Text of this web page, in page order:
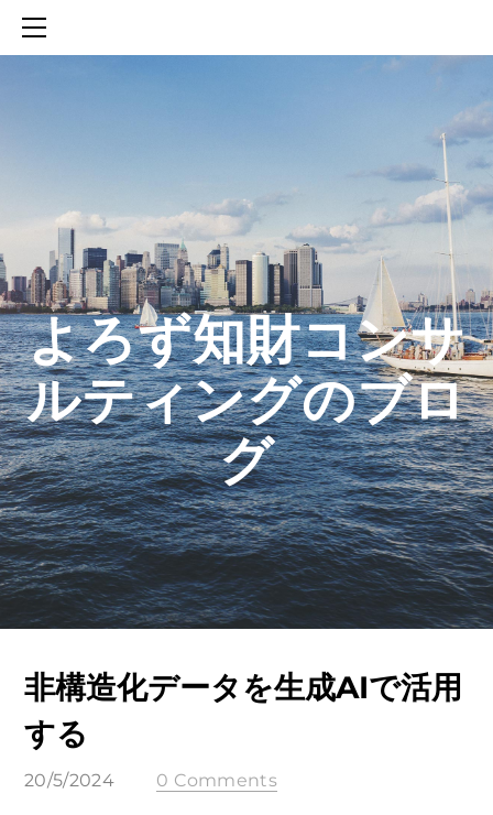
​よろず知財コンサ
ルティングのブロ
グ
非構造化データを生成AIで活用
する
20/5/2024 0 Comments
SERVICES
知財活動のROICへの貢献
生成AIを活用した知財戦略の策定方法
生成AIとの「壁打ち」で、新たな発明を創出する方法